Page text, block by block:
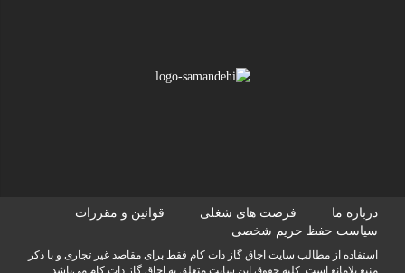
درباره ما فرصت های شغلی
قوانین و مقررات
سیاست حفظ حریم شخصی
استفاده از مطالب سايت اجاق گاز دات کام فقط برای مقاصد غیر تجاری و با ذکر
منبع بلامانع است. کليه حقوق اين سايت متعلق به اجاق گاز دات کام می‌باشد.